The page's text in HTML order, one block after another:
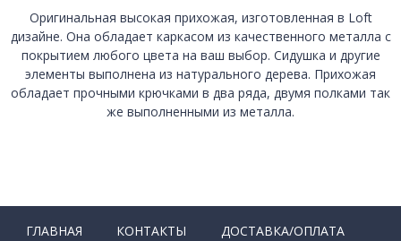
Оригинальная высокая прихожая, изготовленная в Loft
дизайне. Она обладает каркасом из качественного металла с
покрытием любого цвета на ваш выбор. Сидушка и другие
элементы выполнена из натурального дерева. Прихожая
обладает прочными крючками в два ряда, двумя полками так
же выполненными из металла.
ГЛАВНАЯ КОНТАКТЫ ДОСТАВКА/ОПЛАТА